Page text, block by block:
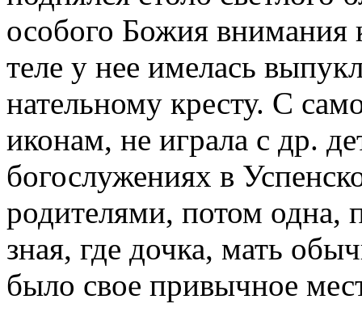
особого Божия
теле у нее имелась
нательному кресту. С
иконам, не играла с др.
богослужениях в
родителями, потом одна,
зная, где дочка, мать
было свое привычное